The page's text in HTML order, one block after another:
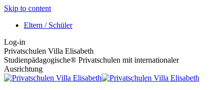
Skip to content
Eltern / Schüler
Log-in
Privatschulen Villa Elisabeth
Studienpädagogische® Privatschulen mit internationaler
Ausrichtung